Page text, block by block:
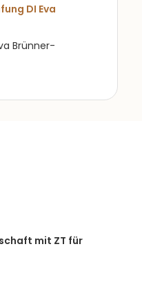
DI Eva
Brünner-
mit ZT für